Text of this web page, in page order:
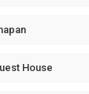
House